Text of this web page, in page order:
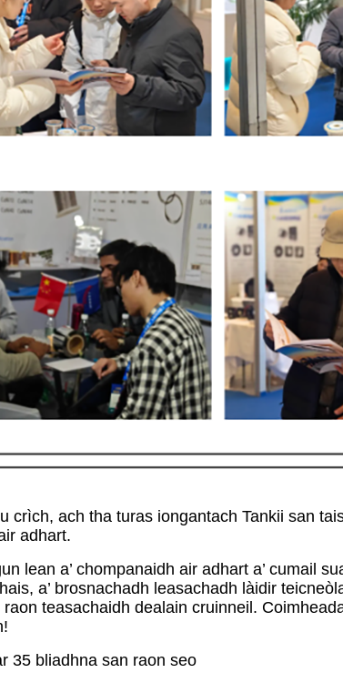
crìch, ach tha turas iongantach Tankii san
adhart.
lean a’ chompanaidh air adhart a’ cumail
a’ brosnachadh leasachadh làidir
teasachaidh dealain cruinneil.
35 bliadhna san raon seo